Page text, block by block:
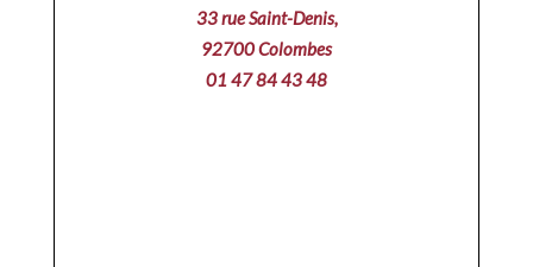
33 rue Saint-Denis,
92700 Colombes
01 47 84 43 48